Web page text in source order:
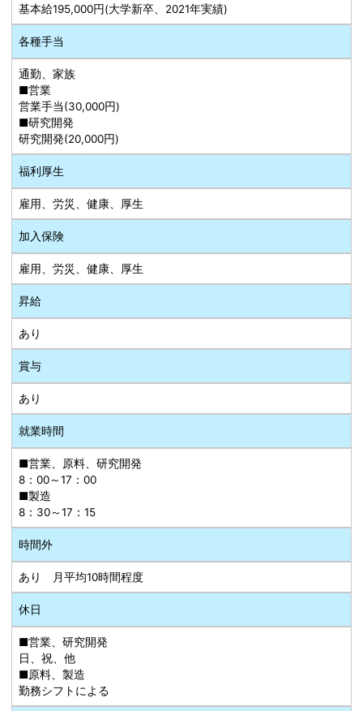
基本給195,000円(大学新卒、2021年実績)
各種手当
通勤、家族
■営業
営業手当(30,000円)
■研究開発
研究開発(20,000円)
福利厚生
雇用、労災、健康、厚生
加入保険
雇用、労災、健康、厚生
昇給
あり
賞与
あり
就業時間
■営業、原料、研究開発
8：00～17：00
■製造
8：30～17：15
時間外
あり 月平均10時間程度
休日
■営業、研究開発
日、祝、他
■原料、製造
勤務シフトによる